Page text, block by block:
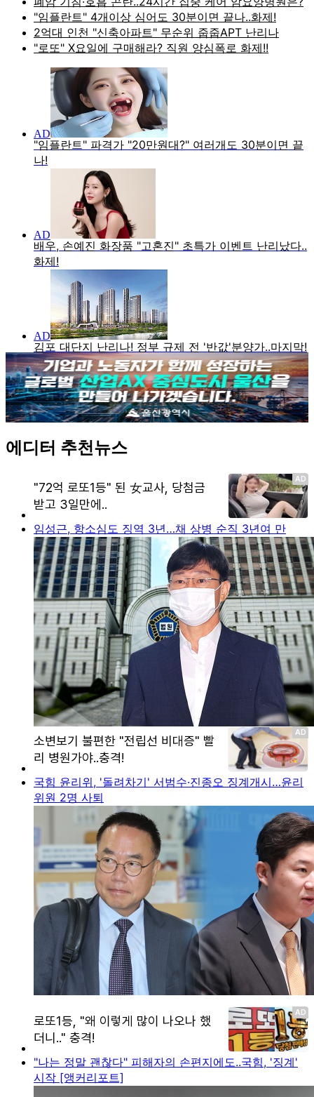
에디터 추천뉴스
임성근, 항소심도 징역 3년…채 상병 순직 3년여 만
국힘 윤리위, '돌려차기' 서범수·진종오 징계개시…윤리
위원 2명 사퇴
"나는 정말 괜찮다" 피해자의 손편지에도..국힘, '징계'
시작 [앵커리포트]